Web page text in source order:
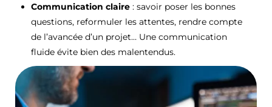
Communication claire : savoir poser les bonnes
questions, reformuler les attentes, rendre compte
de l’avancée d’un projet… Une communication
fluide évite bien des malentendus.